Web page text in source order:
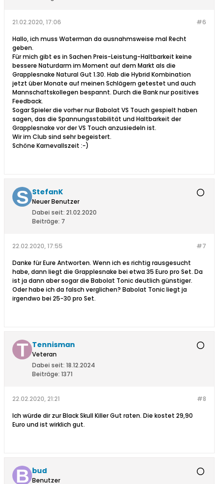
#6
21.02.2020, 17:06
Hallo, ich muss Waterman da ausnahmsweise mal Recht
geben.
Für mich gibt es in Sachen Preis-Leistung-Haltbarkeit keine
bessere Naturdarm im Moment auf dem Markt als die
Grapplesnake Natural Gut 1.30. Hab die Hybrid Kombination
jetzt über Monate auf meinen Schlägern getestet und auch
Mannschaftskollegen bespannt. Durch die Bank nur positives
Feedback.
Sogar Spieler die vorher nur Babolat VS Touch gespielt haben
sagen, das die Spannungsstabilität und Haltbarkeit der
Grapplesnake vor der VS Touch anzusiedeln ist.
Wir im Club sind sehr begeistert.
Schöne Karnevallszeit :-)
StefanK
Neuer Benutzer
Dabei seit: 21.02.2020
Beiträge: 7
#7
22.02.2020, 17:55
Danke für Eure Antworten. Wenn ich es richtig rausgesucht
habe, dann liegt die Grapplesnake bei etwa 35 Euro pro Set. Da
ist ja dann aber sogar die Babolat Tonic deutlich günstiger.
Oder habe ich da falsch verglichen? Babolat Tonic liegt ja
irgendwo bei 25-30 pro Set.
Tennisman
Veteran
Dabei seit: 18.12.2024
Beiträge: 1371
#8
22.02.2020, 21:21
Ich würde dir zur Black Skull Killer Gut raten. Die kostet 29,90
Euro und ist wirklich gut.
bud
Benutzer